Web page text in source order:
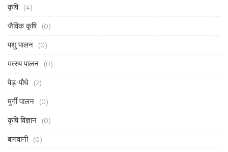
कृषि (4)
जैविक कृषि (0)
पशु पालन (0)
मत्स्य पालन (0)
पेड़-पौधे (2)
मुर्गी पालन (0)
कृषि विज्ञान (0)
बागवानी (0)